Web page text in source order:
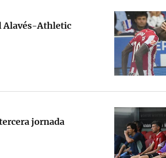
Alavés-Athletic
jornada